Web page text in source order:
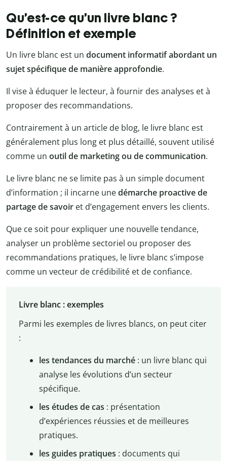
Qu’est-ce qu’un livre blanc ?
Définition et exemple
Un livre blanc est un document informatif abordant un
sujet spécifique de manière approfondie.
Il vise à éduquer le lecteur, à fournir des analyses et à
proposer des recommandations.
Contrairement à un article de blog, le livre blanc est
généralement plus long et plus détaillé, souvent utilisé
comme un outil de marketing ou de communication.
Le livre blanc ne se limite pas à un simple document
d’information ; il incarne unedémarche proactive de
partage de savoir et d’engagement envers les clients.
Que ce soit pour expliquer une nouvelle tendance,
analyser un problème sectoriel ou proposer des
recommandations pratiques, le livre blanc s’impose
comme un vecteur de crédibilité et de confiance.
Livre blanc : exemples
Parmi les exemples de livres blancs, on peut citer
:
les tendances du marché: un livre blanc qui
analyse les évolutions d’un secteur
spécifique.
les études de cas : présentation
d’expériences réussies et de meilleures
pratiques.
les guides pratiques : documents qui